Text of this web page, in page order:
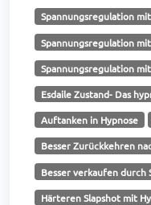
Spannungsregulation
Spannungsregulation
Spannungsregulation
Esdaile Zustand- Das
Auftanken in Hypnose
Besser Zurückkehren
Besser verkaufen durch
Härteren Slapshot mit